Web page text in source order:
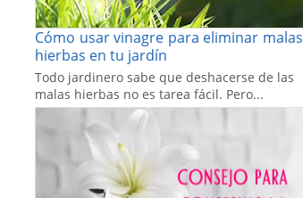
Cómo usar vinagre para eliminar malas
hierbas en tu jardín
Todo jardinero sabe que deshacerse de las
malas hierbas no es tarea fácil. Pero...